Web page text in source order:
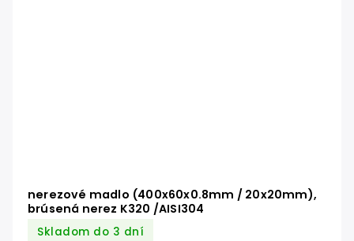
nerezové madlo (400x60x0.8mm / 20x20mm),
brúsená nerez K320 /AISI304
Skladom do 3 dní